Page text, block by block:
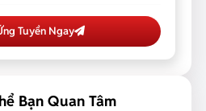
Tuyển Ngay
Bạn Quan Tâm